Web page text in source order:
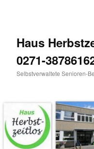
Haus
0271-
Selbstverwaltete Senioren-